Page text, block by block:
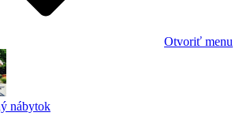
Otvoriť menu
nábytok